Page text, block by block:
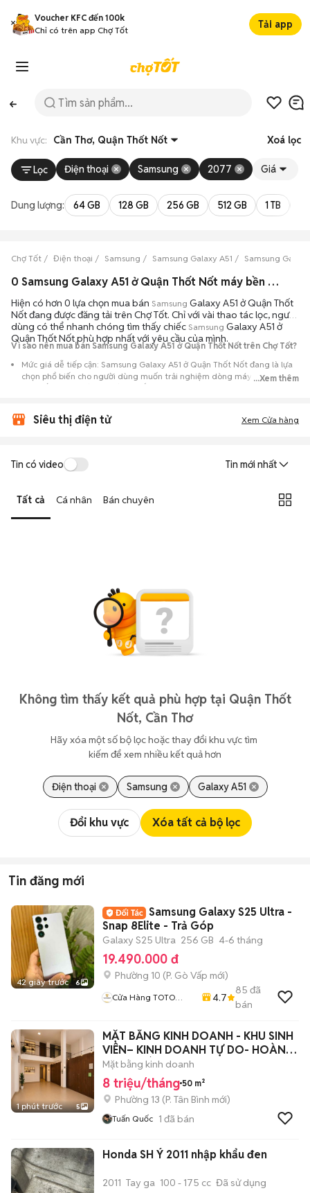
Voucher KFC đến 100k
Chỉ có trên app Chợ Tốt
Tải app
Khu vực: Cần Thơ, Quận Thốt Nốt Xoá lọc
Lọc Điện thoại Samsung 2077 Giá
Dung lượng: 64 GB 128 GB 256 GB 512 GB 1 TB
Chợ Tốt Điện thoại Samsung Samsung Galaxy A51 Samsung Galaxy
0 Samsung Galaxy A51 ở Quận Thốt Nốt máy bền đẹp đang bán 08/2026
Hiện có hơn 0 lựa chọn mua bán Samsung Galaxy A51 ở Quận Thốt
Nốt đang được đăng tải trên Chợ Tốt. Chỉ với vài thao tác lọc, người
dùng có thể nhanh chóng tìm thấy chiếc Samsung Galaxy A51 ở
Quận Thốt Nốt phù hợp nhất với yêu cầu của mình.
Vì sao nên mua bán Samsung Galaxy A51 ở Quận Thốt Nốt trên Chợ Tốt?
Mức giá dễ tiếp cận: Samsung Galaxy A51 ở Quận Thốt Nốt đang là lựa
chọn phổ biến cho người dùng muốn trải nghiệm dòng máy này với chi
phí thấp hơn so với khi mới ra mắt.
Thốt Nốt từ nhiều cá nhân muốn lên đời máy, mang đến đa dạng sự lựa
chọn về tình trạng bảo hành, hình thức máy và màu sắc.
đánh giá chính xác hiệu năng thực tế của máy so với mô tả trên
Mua bán linh hoạt: Hai bên có thể chủ động thỏa thuận giá cả và
địa điểm giao nhận, chốt giao dịch nhanh chóng khi đạt được
...Xem thêm
Siêu thị điện tử Xem Cửa hàng
Tin có video Tin mới nhất
Tất cả Cá nhân Bán chuyên
Không tìm thấy kết quả phù hợp tại Quận Thốt
Nốt, Cần Thơ
Hãy xóa một số bộ lọc hoặc thay đổi khu vực tìm
kiếm để xem nhiều kết quả hơn
Điện thoại Samsung Galaxy A51
Đổi khu vực Xóa tất cả bộ lọc
Tin đăng mới
42 giây trước 6
Samsung Galaxy S25 Ultra -
Snap 8Elite - Trả Góp
Galaxy S25 Ultra 256 GB 4-6 tháng
19.490.000 đ
Phường 10 (P. Gò Vấp mới)
Cửa Hàng TOTO
4.7
85 đã
bán
1 phút trước 5
MẶT BẰNG KINH DOANH - KHU SINH
VIÊN– KINH DOANH TỰ DO- HOÀNG
HOA THÁM
Mặt bằng kinh doanh
8 triệu/tháng 50 m²
Phường 13 (P. Tân Bình mới)
Tuấn Quốc 1 đã bán
Honda SH Ý 2011 nhập khẩu đen
2011 Tay ga 100 - 175 cc Đã sử dụng